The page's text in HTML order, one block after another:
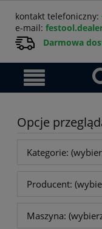
kontakt telefoniczny:
e-mail:
Darmowa
Opcje
Kategorie:
Producent:
Maszyna: